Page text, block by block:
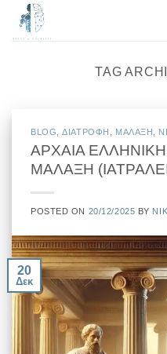
Μετάβαση
TAG
BLOG ,ΔΙΑΤΡΟΦΗ ΜΑΛΑΞΗ
ΑΡΧΑΙΑ ΕΛΛΗΝΙΚΗ
ΜΑΛΑΞΗ
POSTED ON 20/12/2025 BY
20
Δεκ